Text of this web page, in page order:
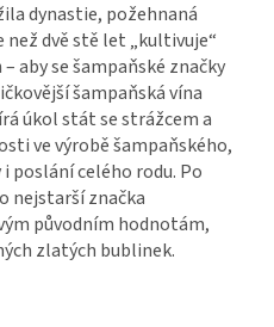
dynastie, požehnaná
než dvě stě let „kultivuje“
aby se šampaňské značky
šampaňská vína
úkol stát se strážcem a
ve výrobě šampaňského,
poslání celého rodu. Po
nejstarší značka
původním hodnotám,
zlatých bublinek.